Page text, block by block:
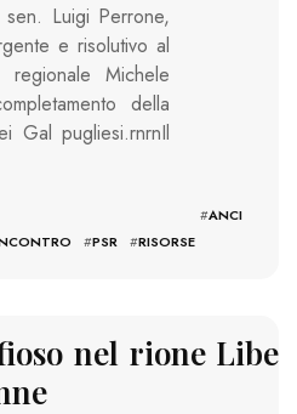
Luigi Perrone,
e risolutivo al
Michele
della
Gal pugliesi.rnrnIl
#ANCI
#PSR #RISORSE
nel rione